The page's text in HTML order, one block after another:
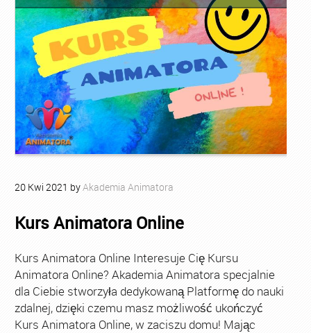
20 Kwi 2021 byAkademia Animatora
Kurs Animatora Online
Kurs Animatora Online Interesuje Cię Kursu
Animatora Online? Akademia Animatora specjalnie
dla Ciebie stworzyła dedykowaną Platformę do nauki
zdalnej, dzięki czemu masz możliwość ukończyć
Kurs Animatora Online, w zaciszu domu! Mając